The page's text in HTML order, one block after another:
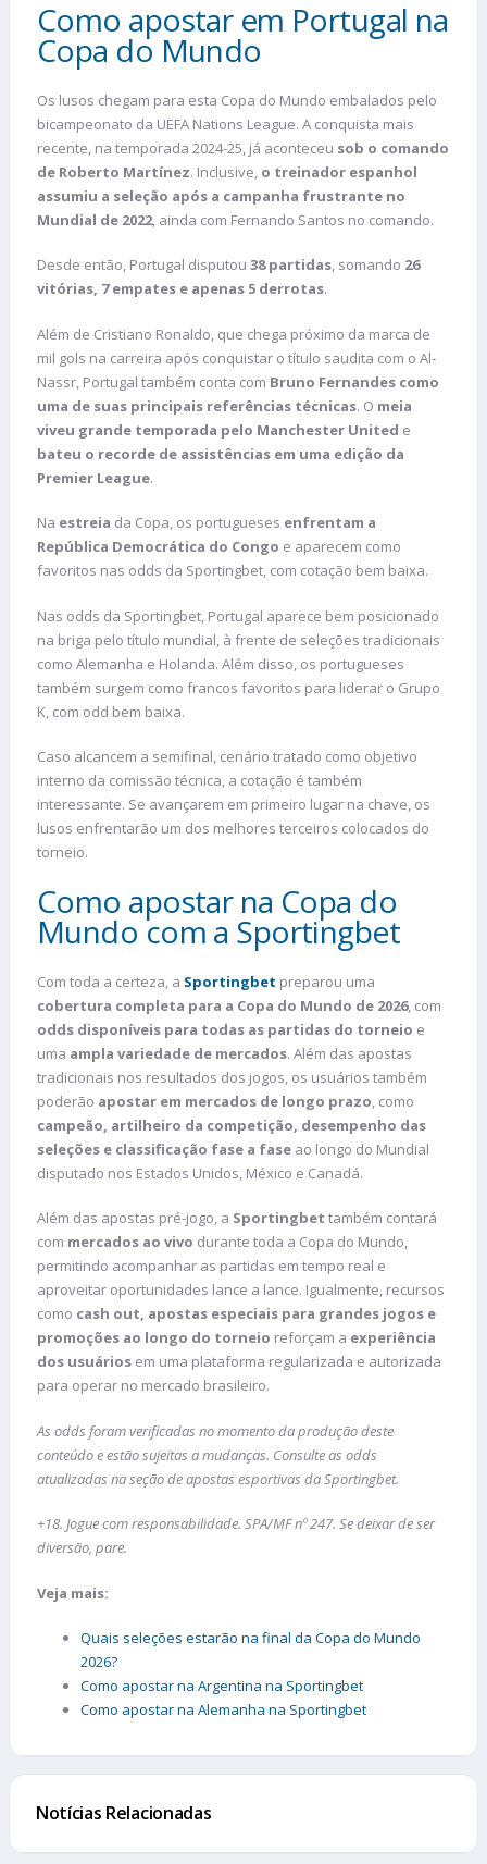
Como apostar em Portugal na
Copa do Mundo
Os lusos chegam para esta Copa do Mundo embalados pelo
bicampeonato da UEFA Nations League. A conquista mais
recente, na temporada 2024-25, já aconteceu sob o comando
de Roberto Martínez. Inclusive, o treinador espanhol
assumiu a seleção após a campanha frustrante no
Mundial de 2022, ainda com Fernando Santos no comando.
Desde então, Portugal disputou 38 partidas, somando 26
vitórias, 7 empates e apenas 5 derrotas.
Além de Cristiano Ronaldo, que chega próximo da marca de
mil gols na carreira após conquistar o título saudita com o Al-
Nassr, Portugal também conta com Bruno Fernandes como
uma de suas principais referências técnicas. O meia
viveu grande temporada pelo Manchester United e
bateu o recorde de assistências em uma edição da
Premier League.
Na estreia da Copa, os portugueses enfrentam a
República Democrática do Congo e aparecem como
favoritos nas odds da Sportingbet, com cotação bem baixa.
Nas odds da Sportingbet, Portugal aparece bem posicionado
na briga pelo título mundial, à frente de seleções tradicionais
como Alemanha e Holanda. Além disso, os portugueses
também surgem como francos favoritos para liderar o Grupo
K, com odd bem baixa.
Caso alcancem a semifinal, cenário tratado como objetivo
interno da comissão técnica, a cotação é também
interessante. Se avançarem em primeiro lugar na chave, os
lusos enfrentarão um dos melhores terceiros colocados do
torneio.
Como apostar na Copa do
Mundo com a Sportingbet
Com toda a certeza, a Sportingbet preparou uma
cobertura completa para a Copa do Mundo de 2026, com
odds disponíveis para todas as partidas do torneio e
uma ampla variedade de mercados. Além das apostas
tradicionais nos resultados dos jogos, os usuários também
poderão apostar em mercados de longo prazo, como
campeão, artilheiro da competição, desempenho das
seleções e classificação fase a fase ao longo do Mundial
disputado nos Estados Unidos, México e Canadá.
Além das apostas pré-jogo, a Sportingbet também contará
com mercados ao vivo durante toda a Copa do Mundo,
permitindo acompanhar as partidas em tempo real e
aproveitar oportunidades lance a lance. Igualmente, recursos
como cash out, apostas especiais para grandes jogos e
promoções ao longo do torneio reforçam a experiência
dos usuários em uma plataforma regularizada e autorizada
para operar no mercado brasileiro.
As odds foram verificadas no momento da produção deste
conteúdo e estão sujeitas a mudanças. Consulte as odds
atualizadas na seção de apostas esportivas da Sportingbet.
+18. Jogue com responsabilidade. SPA/MF nº 247. Se deixar de ser
diversão, pare.
Veja mais:
Quais seleções estarão na final da Copa do Mundo
2026?
Como apostar na Argentina na Sportingbet
Como apostar na Alemanha na Sportingbet
Notícias Relacionadas